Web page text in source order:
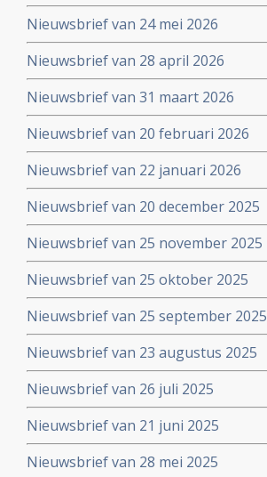
Nieuwsbrief van 24 mei 2026
Nieuwsbrief van 28 april 2026
Nieuwsbrief van 31 maart 2026
Nieuwsbrief van 20 februari 2026
Nieuwsbrief van 22 januari 2026
Nieuwsbrief van 20 december 2025
Nieuwsbrief van 25 november 2025
Nieuwsbrief van 25 oktober 2025
Nieuwsbrief van 25 september 2025
Nieuwsbrief van 23 augustus 2025
Nieuwsbrief van 26 juli 2025
Nieuwsbrief van 21 juni 2025
Nieuwsbrief van 28 mei 2025